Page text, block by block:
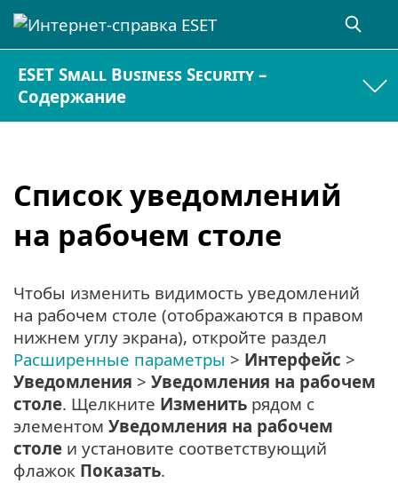
ESET Small Business Security –
Содержание
Список уведомлений
на рабочем столе
Чтобы изменить видимость уведомлений
на рабочем столе (отображаются в правом
нижнем углу экрана), откройте раздел
Расширенные параметры > Интерфейс >
Уведомления > Уведомления на рабочем
столе. Щелкните Изменить рядом с
элементом Уведомления на рабочем
столе и установите соответствующий
флажок Показать.